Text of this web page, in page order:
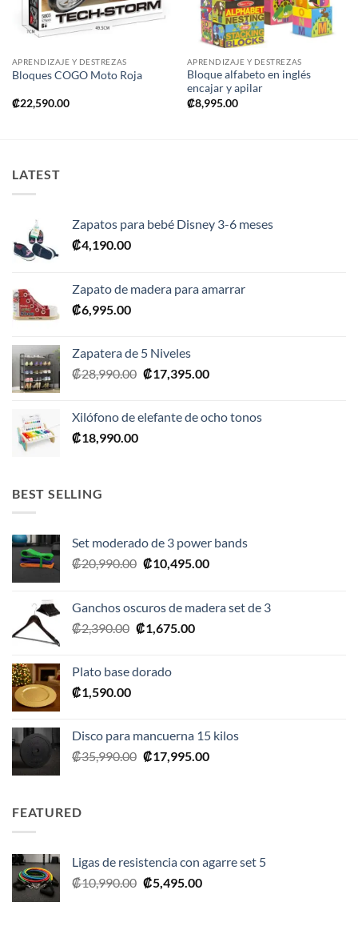
APRENDIZAJE Y DESTREZAS
Bloques COGO Moto Roja
₡22,590.00
APRENDIZAJE Y DESTREZAS
Bloque alfabeto en inglés
encajar y apilar
₡8,995.00
LATEST
Zapatos para bebé Disney 3-6 meses
₡4,190.00
Zapato de madera para amarrar
₡6,995.00
Zapatera de 5 Niveles
₡28,990.00 El
era:
₡17,395.00El
es:
Xilófono de elefante de ocho tonos
₡18,990.00
BEST SELLING
Set moderado de 3 power bands
₡20,990.00 El
era:
₡20,990.00.
₡10,495.00El
es:
Ganchos oscuros de madera set de 3
₡2,390.00 El
era:
₡1,675.00El
Plato base dorado
₡1,590.00
Disco para mancuerna 15 kilos
₡35,990.00 El
₡17,995.00El
FEATURED
Ligas de resistencia con agarre set 5
₡10,990.00 El
₡5,495.00El